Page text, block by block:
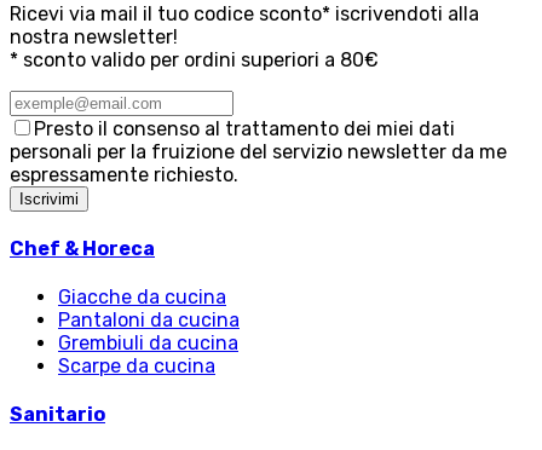
Ricevi via mail il tuo codice sconto* iscrivendoti alla
nostra newsletter!
* sconto valido per ordini superiori a 80€
Presto il consenso al trattamento dei miei dati
personali per la fruizione del servizio newsletter da me
espressamente richiesto.
Iscrivimi
Chef & Horeca
Giacche da cucina
Pantaloni da cucina
Grembiuli da cucina
Scarpe da cucina
Sanitario